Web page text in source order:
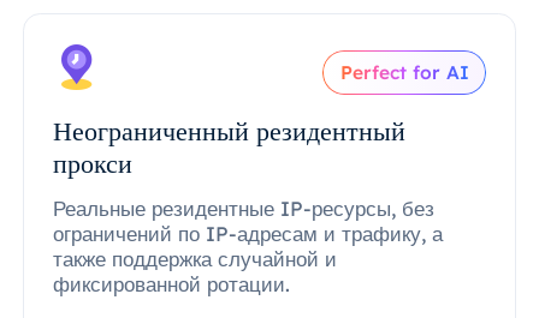
Perfect for AI
Неограниченный резидентный
прокси
Реальные резидентные IP-ресурсы, без
ограничений по IP-адресам и трафику, а
также поддержка случайной и
фиксированной ротации.